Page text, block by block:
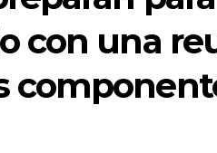
con una